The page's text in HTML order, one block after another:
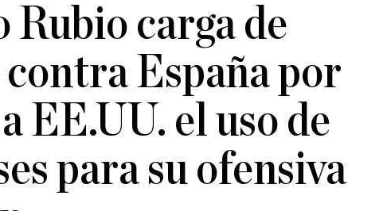
Rubio carga de
contra España por
EE.UU. el uso de
para su ofensiva